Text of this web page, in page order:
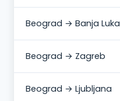
Beograd → Banja Luka
Beograd → Zagreb
Beograd → Ljubljana